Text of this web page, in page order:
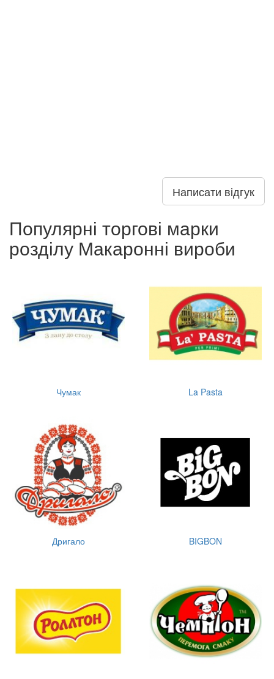
Написати відгук
Популярні торгові марки
розділу Макаронні вироби
Чумак La Pasta
Дригало BIGBON